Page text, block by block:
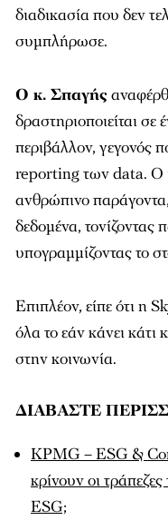
διαδικασία που δεν
συμπλήρωσε.
Ο κ. Σπαγής
δραστηριοποιείται σε
περιβάλλον, γεγονός
reporting των data. Ο
ανθρώπινο
δεδομένα, τονίζοντας
υπογραμμίζοντας το
Επιπλέον, είπε ότι η
όλα το εάν κάνει κάτι
στην κοινωνία.
ΔΙΑΒΑΣΤΕ
KPMG – ESG &
κρίνουν οι
ESG;